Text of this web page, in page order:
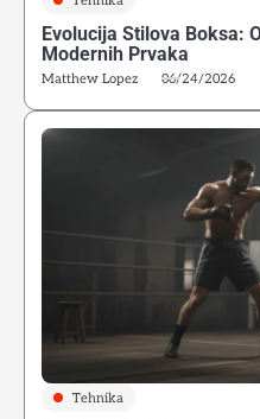
Evolucija Stilova Boksa:
Modernih Prvaka
Matthew Lopez 06/24/2026
Tehnika